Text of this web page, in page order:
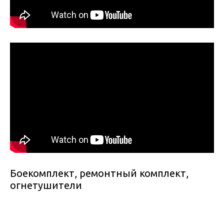
Боекомплект, ремонтный комплект,
огнетушители